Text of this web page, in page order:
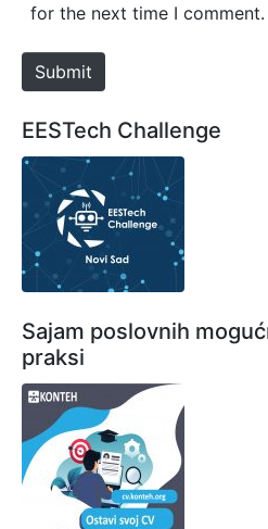
e
for the next time I comment.
Submit
EESTech Challenge
Sajam poslovnih
praksi